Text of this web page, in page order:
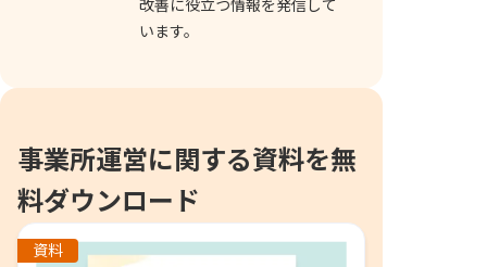
改善に役立つ情報を発信して
います。
事業所運営に関する資料を無
料ダウンロード
資料